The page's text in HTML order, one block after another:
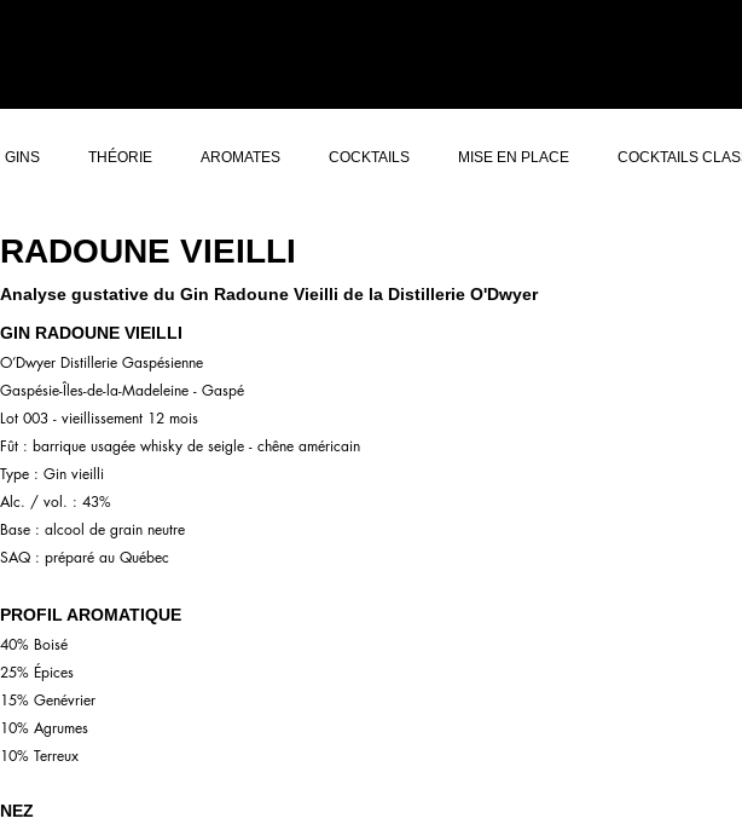
GINS THÉORIE AROMATES COCKTAILS MISE EN PLACE COCKTAILS
RADOUNE VIEILLI
Analyse gustative du Gin Radoune Vieilli de la Distillerie O'Dwyer
GIN RADOUNE VIEILLI
O’Dwyer Distillerie Gaspésienne
Gaspésie-Îles-de-la-Madeleine - Gaspé
Lot 003 - vieillissement 12 mois
Fût : barrique usagée whisky de seigle - chêne américain
Type : Gin vieilli
Alc. / vol. : 43%
Base : alcool de grain neutre
SAQ : préparé au Québec
PROFIL AROMATIQUE
40% Boisé
25% Épices
15% Genévrier
10% Agrumes
10% Terreux
NEZ